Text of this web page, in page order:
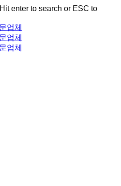
Hit enter to search or ESC to